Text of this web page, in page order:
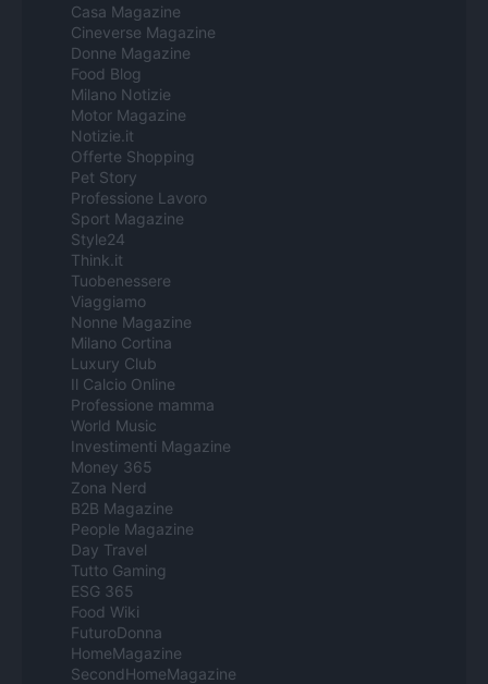
Casa Magazine
Cineverse Magazine
Donne Magazine
Food Blog
Milano Notizie
Motor Magazine
Notizie.it
Offerte Shopping
Pet Story
Professione Lavoro
Sport Magazine
Style24
Think.it
Tuobenessere
Viaggiamo
Nonne Magazine
Milano Cortina
Luxury Club
Il Calcio Online
Professione mamma
World Music
Investimenti Magazine
Money 365
Zona Nerd
B2B Magazine
People Magazine
Day Travel
Tutto Gaming
ESG 365
Food Wiki
FuturoDonna
HomeMagazine
SecondHomeMagazine